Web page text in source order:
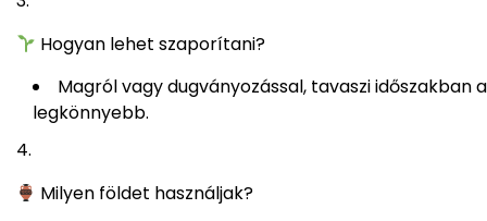
Hogyan lehet szaporítani?
Magról vagy dugványozással, tavaszi időszakban a
legkönnyebb.
Milyen földet használjak?